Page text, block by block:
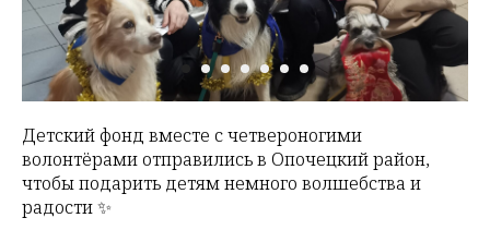
Детский фонд вместе с четвероногими
волонтёрами отправились в Опочецкий район,
чтобы подарить детям немного волшебства и
радости ✨